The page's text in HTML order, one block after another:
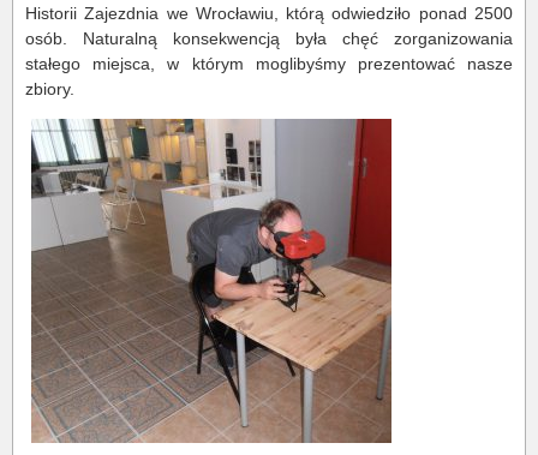
Historii Zajezdnia we Wrocławiu, którą odwiedziło ponad 2500
osób. Naturalną konsekwencją była chęć zorganizowania
stałego miejsca, w którym moglibyśmy prezentować nasze
zbiory.